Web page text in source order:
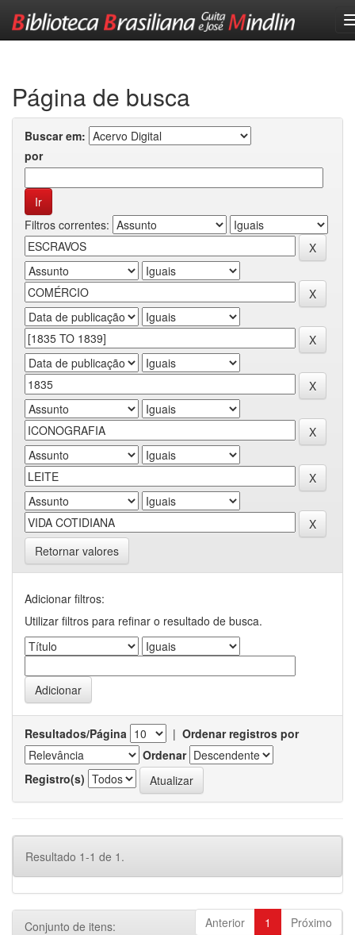
Página de busca
Buscar em:
por
Filtros correntes:
Retornar valores
Adicionar filtros:
Utilizar filtros para refinar o resultado de busca.
Resultados/Página | Ordenar registros por
Ordenar
Registro(s)
Resultado 1-1 de 1.
Anterior 1 Próximo
Conjunto de itens: